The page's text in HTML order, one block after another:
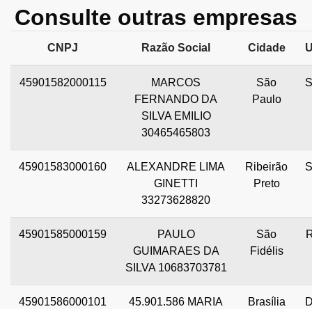
Consulte outras empresas
CNPJ Razão Social Cidade
45901582000115
MARCOS
FERNANDO DA
SILVA EMILIO
30465465803
São
Paulo
45901583000160
ALEXANDRE LIMA
GINETTI
33273628820
Ribeirão
Preto
45901585000159
PAULO
GUIMARAES DA
SILVA 10683703781
São
Fidélis
45901586000101
45.901.586 MARIA
Brasília